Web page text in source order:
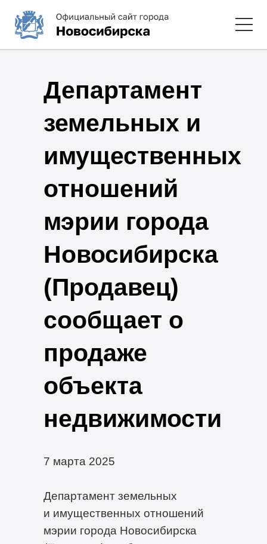
Департамент
земельных и
имущественных
отношений
мэрии города
Новосибирска
(Продавец)
сообщает о
продаже
объекта
недвижимости
7 марта 2025
Департамент земельных
и имущественных отношений
мэрии города Новосибирска